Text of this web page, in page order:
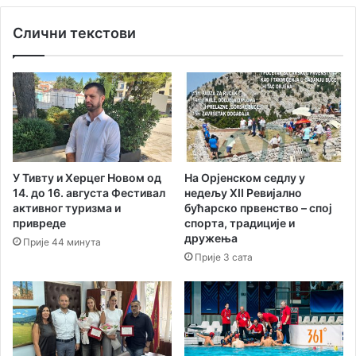
у
р
б
у
з
а
т
и
т
у
у
е
р
е
ж
и
м
с
а
ћ
а
ј
а
н
Слични текстови
У Тивту и Херцег Новом од
14. до 16. августа Фестивал
активног туризма и
привреде
Прије 44 минута
На Орјенском седлу у
нед‌ељу XII Ревијално
бућарско првенство – спој
спорта, традиције и
дружења
Прије 3 сата